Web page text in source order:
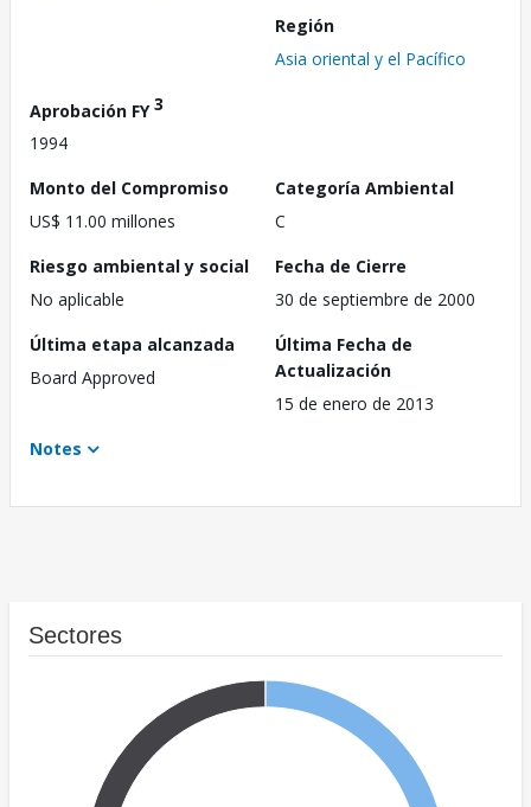
Región
Asia oriental y el Pacífico
Aprobación FY3
1994
Monto del Compromiso
US$ 11.00 millones
Categoría Ambiental
C
Riesgo ambiental y social
No aplicable
Fecha de Cierre
30 de septiembre de 2000
Última etapa alcanzada
Board Approved
Última Fecha de
Actualización
15 de enero de 2013
Notes
Sectores